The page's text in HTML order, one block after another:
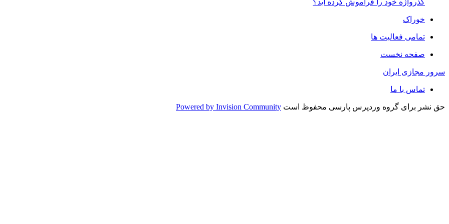
خوراک
تمامی فعالیت ها
صفحه نخست
سرور مجازی ایران
تماس با ما
حق نشر برای گروه وردپرس پارسی محفوظ است Powered by Invision Community